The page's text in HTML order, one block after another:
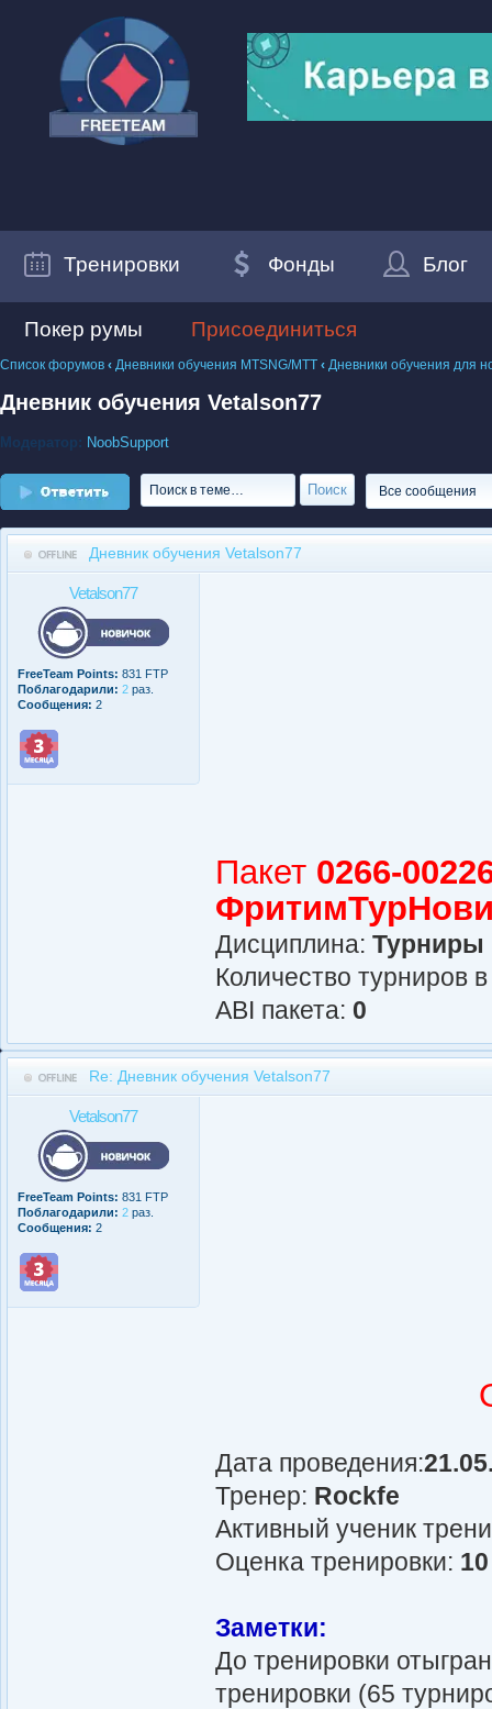
Тренировки Фонды Блог
Покер румы Присоединиться
Список форумов ‹ Дневники обучения MTSNG/МТТ ‹ Дневники обучения для
Дневник обучения Vetalson77
Модератор: NoobSupport
Ответить
Дневник обучения Vetalson77
Vetalson77
FreeTeam Points: 831 FTP
Поблагодарили: 2 раз.
Сообщения: 2
Пакет 0266-
Дисциплина: Турниры
Количество турниров
АBI пакета: 0
Re: Дневник обучения Vetalson77
Vetalson77
FreeTeam Points: 831 FTP
Поблагодарили: 2 раз.
Сообщения: 2
Дата проведения:
Тренер: Rockfe
Активный ученик
Оценка тренировки:
Заметки:
До тренировки
тренировки (65